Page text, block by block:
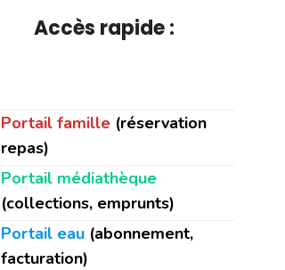
Accès rapide :
Portail famille (réservation
repas)
Portail médiathèque
(collections, emprunts)
Portail eau (abonnement,
facturation)